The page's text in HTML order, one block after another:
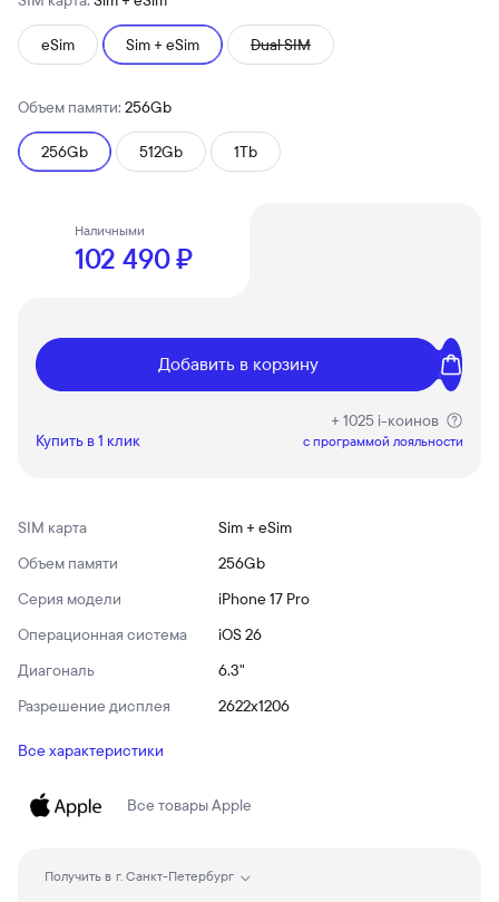
eSim Sim + eSim Dual SIM
Объем памяти: 256Gb
256Gb 512Gb 1Tb
Наличными
102 490 ₽
Добавить в корзину
Купить в 1 клик
+ 1025 i-коинов
c программой лояльности
SIM карта
Sim + eSim
Объем памяти
256Gb
Серия модели
iPhone 17 Pro
Операционная система
iOS 26
Диагональ
6.3"
Разрешение дисплея
2622x1206
Все характеристики
Все товарыApple
Получить в г. Санкт-Петербург